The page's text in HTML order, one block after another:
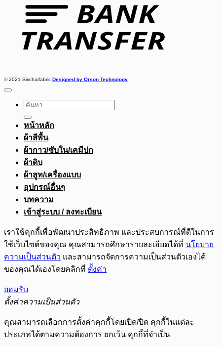
© 2021 Sirichaifabric Designed by Orson Technology
ค้นหา:
หน้าหลัก
ผ้าสีพื้น
ผ้ากาว/ซับใน/เคมีปก
ผ้าดิบ
ผ้าสูท/เครื่องแบบ
อุปกรณ์อื่นๆ
บทความ
เข้าสู่ระบบ / ลงทะเบียน
เราใช้คุกกี้เพื่อพัฒนาประสิทธิภาพ และประสบการณ์ที่ดีในการ
ใช้เว็บไซต์ของคุณ คุณสามารถศึกษารายละเอียดได้ที่ นโยบาย
ความเป็นส่วนตัว และสามารถจัดการความเป็นส่วนตัวเองได้
ของคุณได้เองโดยคลิกที่ ตั้งค่า
ยอมรับ
ตั้งค่าความเป็นส่วนตัว
คุณสามารถเลือกการตั้งค่าคุกกี้โดยเปิด/ปิด คุกกี้ในแต่ละ
ประเภทได้ตามความต้องการ ยกเว้น คุกกี้ที่จำเป็น